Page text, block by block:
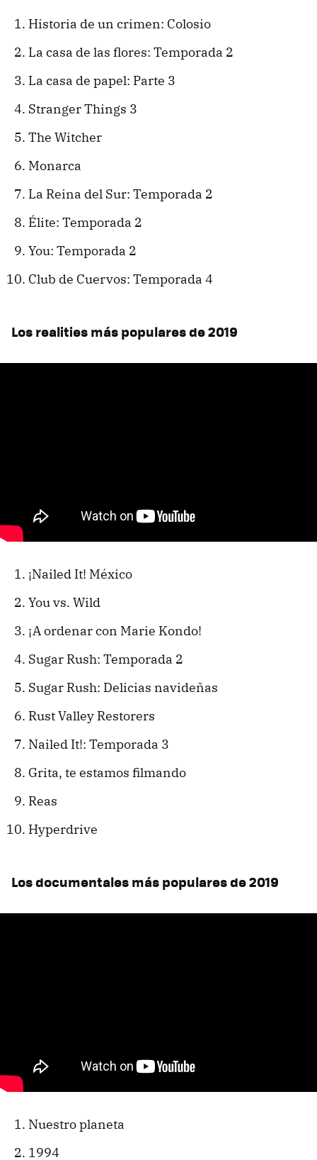
Historia de un crimen: Colosio
La casa de las flores: Temporada 2
La casa de papel: Parte 3
Stranger Things 3
The Witcher
Monarca
La Reina del Sur: Temporada 2
Élite: Temporada 2
You: Temporada 2
Club de Cuervos: Temporada 4
Los realities más populares de 2019
¡Nailed It! México
You vs. Wild
¡A ordenar con Marie Kondo!
Sugar Rush: Temporada 2
Sugar Rush: Delicias navideñas
Rust Valley Restorers
Nailed It!: Temporada 3
Grita, te estamos filmando
Reas
Hyperdrive
Los documentales más populares de 2019
Nuestro planeta
1994